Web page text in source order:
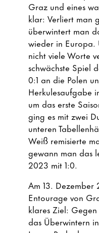
Graz und eines
klar: Verliert man
überwintert man
wieder in Europa.
nicht viele Worte
schwächste Spiel
0:1 an die Polen
Herkulesaufgabe
um das erste
ging es mit zwei
unteren
Weiß remisierte
gewann man das
2023 mit 1:0.
Am 13.
Entourage von
klares Ziel:
das Überwintern